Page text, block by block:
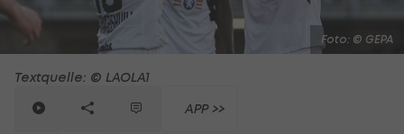
Foto: © GEPA
Textquelle: © LAOLA1
APP >>